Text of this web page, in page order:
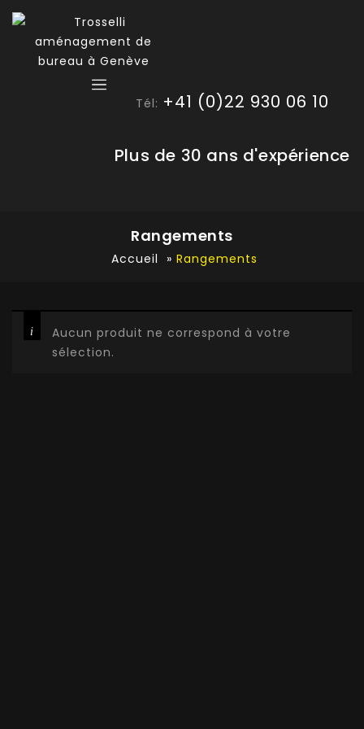
Tél: +41 (0)22 930 06 10
Plus de 30 ans d'expérience
Rangements
Accueil » Rangements
Aucun produit ne correspond à votre
sélection.